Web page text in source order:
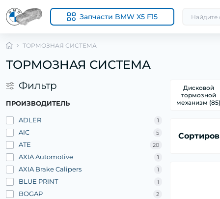
Запчасти BMW X5 F15
ТОРМОЗНАЯ СИСТЕМА
ТОРМОЗНАЯ СИСТЕМА
Фильтр
ПРОИЗВОДИТЕЛЬ
ADLER 1
AIC 5
ATE 20
AXIA Automotive 1
AXIA Brake Calipers 1
BLUE PRINT 1
BOGAP 2
Дисковой
тормозной
механизм (85)